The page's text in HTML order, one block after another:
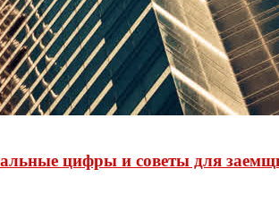
цифры и советы для